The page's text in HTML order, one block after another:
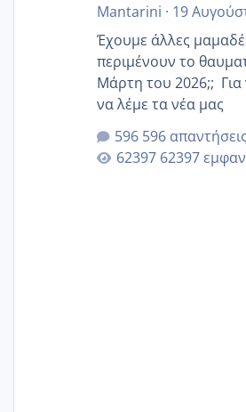
Mantarini · 19
Έχουμε άλλες
περιμένουν το
Μάρτη του 2026;; Για να μαζευόμαστε
να λέμε τα νέα μας
596 απαντήσεις
62397